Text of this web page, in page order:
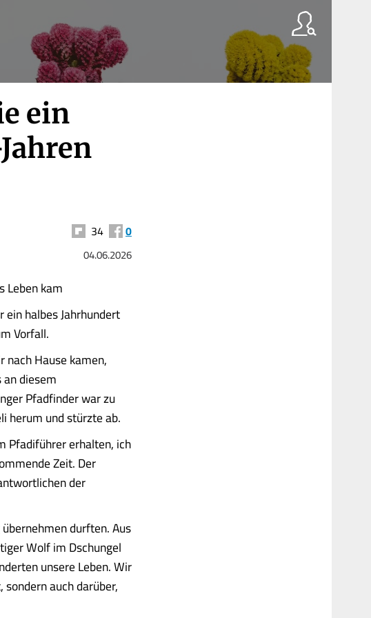
ein
34 0
04.06.2026
Leben kam
halbes Jahrhundert
Vorfall.
nach Hause kamen,
diesem
Pfadfinder war zu
herum und stürzte ab.
Pfadiführer erhalten, ich
Zeit. Der
der
durften. Aus
Wolf im Dschungel
unsere Leben. Wir
auch darüber,